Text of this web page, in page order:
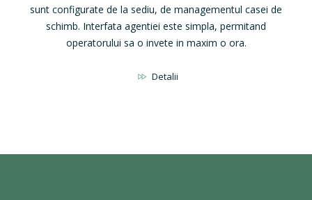
sunt configurate de la sediu, de managementul casei de
schimb. Interfata agentiei este simpla, permitand
operatorului sa o invete in maxim o ora.
Detalii